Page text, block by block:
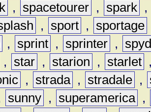
, spacetourer , spark ,
, sport , sportage
, sprint , sprinter ,
, star , starion , starlet
, strada , stradale ,
sunny , superamerica ,